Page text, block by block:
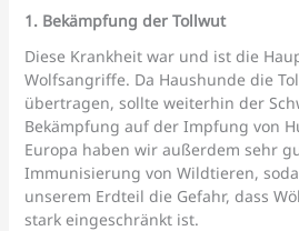
1. Bekämpfung der Tollwut
Diese Krankheit war und ist die
Wolfsangriffe. Da Haushunde die
übertragen, sollte weiterhin der
Bekämpfung auf der Impfung von
Europa haben wir außerdem sehr
Immunisierung von Wildtieren,
unserem Erdteil die Gefahr, dass
stark eingeschränkt ist.